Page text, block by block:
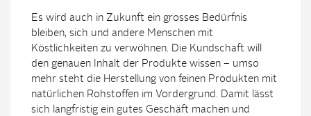
Es wird auch in Zukunft ein grosses Bedürfnis
bleiben, sich und andere Menschen mit
Köstlichkeiten zu verwöhnen. Die Kundschaft will
den genauen Inhalt der Produkte wissen – umso
mehr steht die Herstellung von feinen Produkten mit
natürlichen Rohstoffen im Vordergrund. Damit lässt
sich langfristig ein gutes Geschäft machen und